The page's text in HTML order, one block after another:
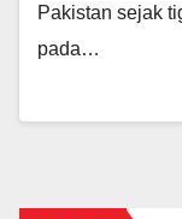
Pakistan sejak
pada…